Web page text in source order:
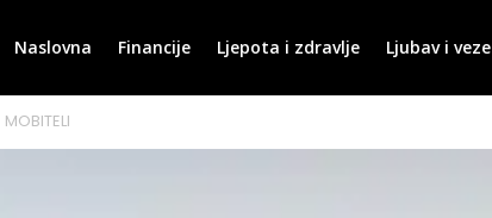
Naslovna Financije Ljepota i zdravlje Ljubav i veze